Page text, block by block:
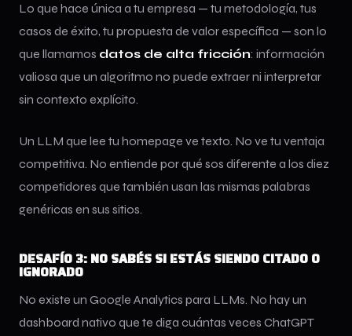
Lo que hace única a tu empresa — tu metodología, tus
casos de éxito, tu propuesta de valor específica — son lo
que llamamos datos de alta fricción: información
valiosa que un algoritmo no puede extraer ni interpretar
sin contexto explícito.
Un LLM que lee tu homepage ve texto. No ve tu ventaja
competitiva. No entiende por qué sos diferente a los diez
competidores que también usan las mismas palabras
genéricas en sus sitios.
DESAFÍO 3: NO SABÉS SI ESTÁS SIENDO CITADO O
IGNORADO
No existe un Google Analytics para LLMs. No hay un
dashboard nativo que te diga cuántas veces ChatGPT